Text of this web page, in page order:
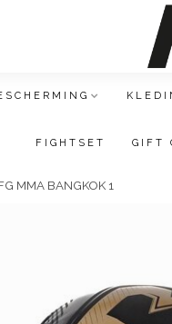
FIGHTSET GIFT
MMA BANGKOK 1